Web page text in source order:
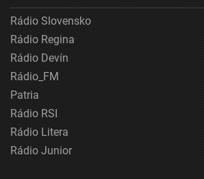
Rádio Slovensko
Rádio Regina
Rádio Devín
Rádio_FM
Patria
Rádio RSI
Rádio Litera
Rádio Junior